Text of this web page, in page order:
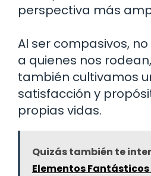
perspectiva más
Al ser compasivos,
a quienes nos
también cultivamos
satisfacción y
propias vidas.
Quizás también te
Elementos Fantásticos